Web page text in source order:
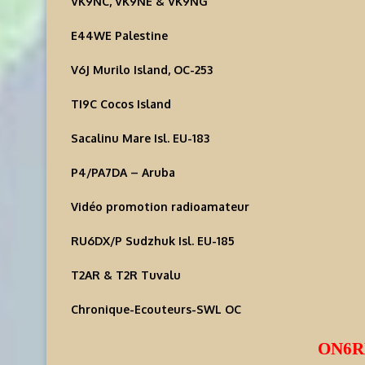
E44WE Palestine
V6J Murilo Island, OC-253
TI9C Cocos Island
Sacalinu Mare Isl. EU-183
P4/PA7DA – Aruba
Vidéo promotion radioamateur
RU6DX/P Sudzhuk Isl. EU-185
T2AR & T2R Tuvalu
Chronique-Ecouteurs-SWL OC